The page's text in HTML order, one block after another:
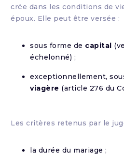
crée dans les conditions de
époux. Elle peut être versée :
sous forme de capital
échelonné) ;
exceptionnellement,
viagère (article 276 du
Les critères retenus par le
la durée du mariage ;